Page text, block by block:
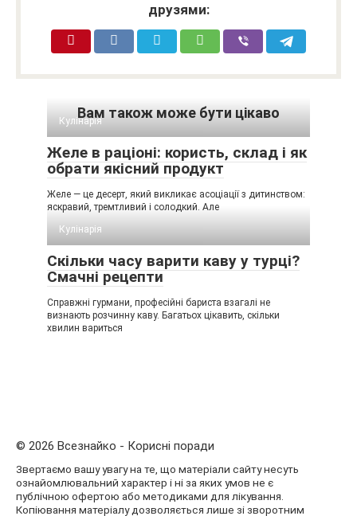
друзями:
Вам також може бути цікаво
Кулінарія
Желе в раціоні: користь, склад і як
обрати якісний продукт
Желе — це десерт, який викликає асоціації з дитинством:
яскравий, тремтливий і солодкий. Але
Кулінарія
Скільки часу варити каву у турці?
Смачні рецепти
Справжні гурмани, професійні бариста взагалі не
визнають розчинну каву. Багатьох цікавить, скільки
хвилин вариться
© 2026 Всезнайко - Корисні поради
Звертаємо вашу увагу на те, що матеріали сайту несуть
ознайомлювальний характер і ні за яких умов не є
публічною офертою або методиками для лікування.
Копіювання матеріалу дозволяється лише зі зворотним